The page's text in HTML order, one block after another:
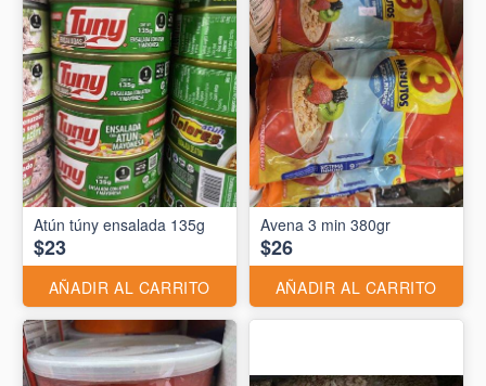
Atún túny ensalada 135g
$23
AÑADIR AL CARRITO
Avena 3 min 380gr
$26
AÑADIR AL CARRITO